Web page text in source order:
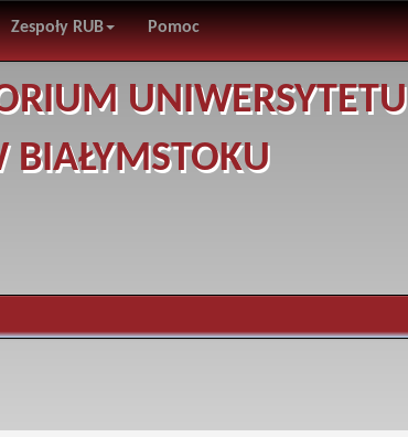
Zespoły RUB Pomoc
UNIWERSYTETU
BIAŁYMSTOKU